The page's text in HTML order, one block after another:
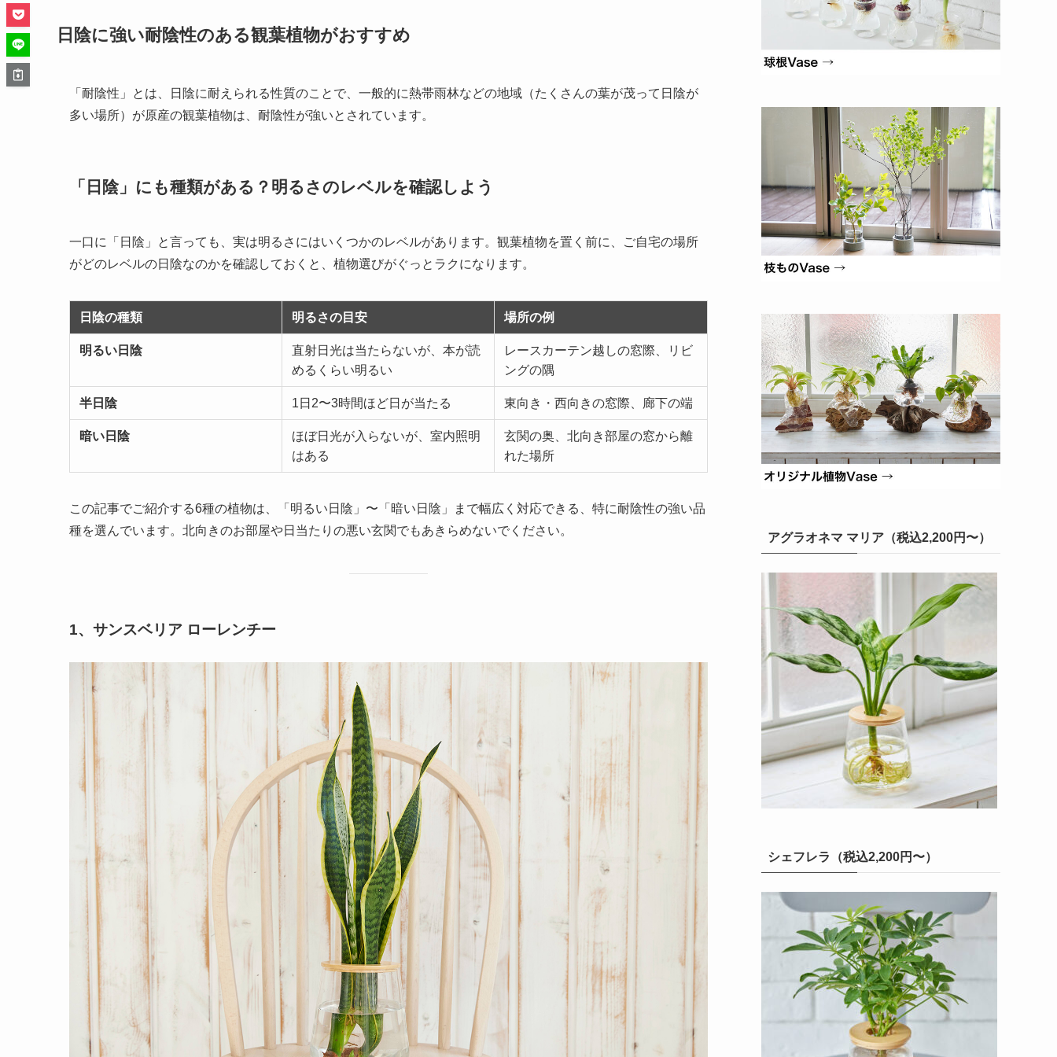
日陰に強い耐陰性のある観葉植物がおすすめ
「耐陰性」とは、日陰に耐えられる性質のことで、一般的に熱帯雨林などの地域（たくさんの葉が茂って日陰が
多い場所）が原産の観葉植物は、耐陰性が強いとされています。
「日陰」にも種類がある？明るさのレベルを確認しよう
一口に「日陰」と言っても、実は明るさにはいくつかのレベルがあります。観葉植物を置く前に、ご自宅の場所
がどのレベルの日陰なのかを確認しておくと、植物選びがぐっとラクになります。
日陰の種類 明るさの目安 場所の例
明るい日陰
直射日光は当たらないが、本が読
めるくらい明るい
レースカーテン越しの窓際、リビ
ングの隅
半日陰 1日2〜3時間ほど日が当たる 東向き・西向きの窓際、廊下の端
暗い日陰
ほぼ日光が入らないが、室内照明
はある
玄関の奥、北向き部屋の窓から離
れた場所
この記事でご紹介する6種の植物は、「明るい日陰」〜「暗い日陰」まで幅広く対応できる、特に耐陰性の強い品
種を選んでいます。北向きのお部屋や日当たりの悪い玄関でもあきらめないでください。
1、サンスベリア ローレンチー
アグラオネマ マリア（税込2,200円〜）
シェフレラ（税込2,200円〜）